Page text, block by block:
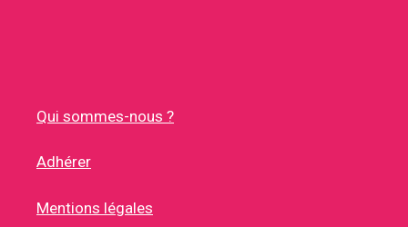
Qui sommes-nous ?
Adhérer
Mentions légales